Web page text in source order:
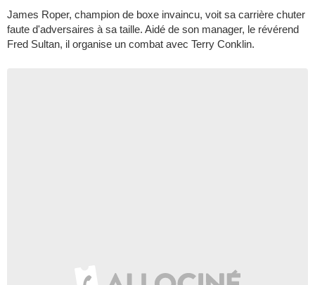
James Roper, champion de boxe invaincu, voit sa carrière chuter
faute d'adversaires à sa taille. Aidé de son manager, le révérend
Fred Sultan, il organise un combat avec Terry Conklin.